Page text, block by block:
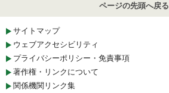
ページの先頭へ戻る
サイトマップ
ウェブアクセシビリティ
プライバシーポリシー・免責事項
著作権・リンクについて
関係機関リンク集